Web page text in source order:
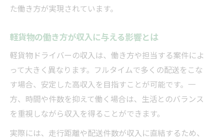
た働き方が実現されています。
軽貨物の働き方が収入に与える影響とは
軽貨物ドライバーの収入は、働き方や担当する案件によ
って大きく異なります。フルタイムで多くの配送をこな
す場合、安定した高収入を目指すことが可能です。一
方、時間や件数を抑えて働く場合は、生活とのバランス
を重視しながら収入を得ることができます。
実際には、走行距離や配送件数が収入に直結するため、